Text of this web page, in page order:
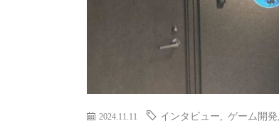
2024.11.11 インタビュー ゲーム開発